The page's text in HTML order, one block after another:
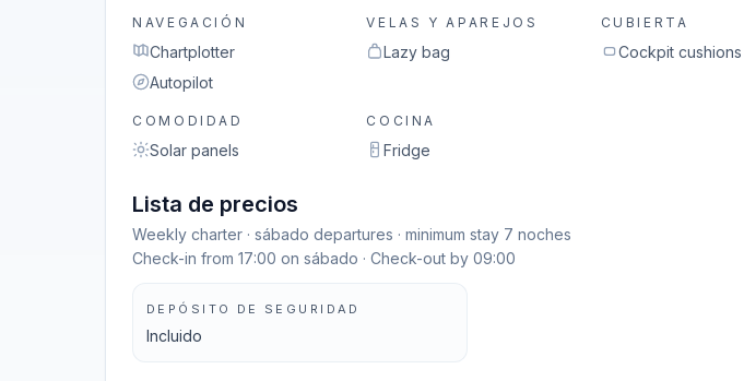
NAVEGACIÓN
Chartplotter
Autopilot
VELAS Y APAREJOS
Lazy bag
CUBIERTA
Cockpit cushions
COMODIDAD
Solar panels
COCINA
Fridge
Lista de precios
Weekly charter · sábado departures · minimum stay 7 noches
Check-in from 17:00 on sábado · Check-out by 09:00
DEPÓSITO DE SEGURIDAD
Incluido